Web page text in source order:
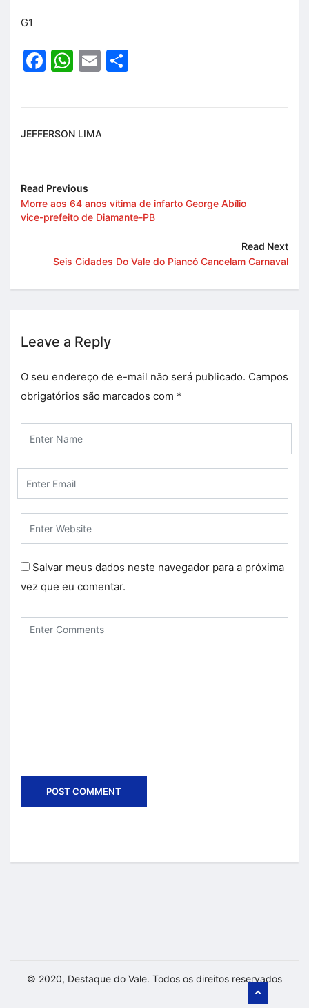
G1
Facebook
WhatsApp
Email
JEFFERSON LIMA
Read Previous
Morre aos 64 anos vítima de infarto George Abílio
vice-prefeito de Diamante-PB
Read Next
Seis Cidades Do Vale do Piancó Cancelam Carnaval
Leave a Reply
O seu endereço de e-mail não será publicado. Campos
obrigatórios são marcados com *
Salvar meus dados neste navegador para a próxima
vez que eu comentar.
© 2020, Destaque do Vale. Todos os direitos reservados